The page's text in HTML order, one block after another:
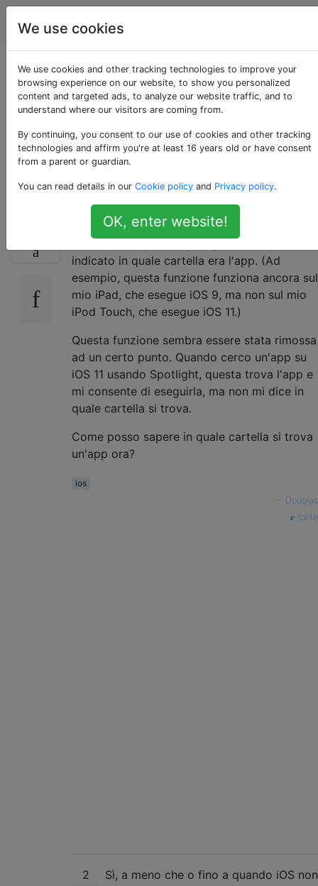
Apple
Come faccio a sapere
in quale cartella si
trova un'app in iOS
11?
Nelle versioni precedenti di iOS, se avessi
cercato un'app con Spotlight, mi avrebbe
indicato in quale cartella era l'app. (Ad
esempio, questa funzione funziona ancora sul
mio iPad, che esegue iOS 9, ma non sul mio
iPod Touch, che esegue iOS 11.)
Questa funzione sembra essere stata rimossa
ad un certo punto. Quando cerco un'app su
iOS 11 usando Spotlight, questa trova l'app e
mi consente di eseguirla, ma non mi dice in
quale cartella si trova.
Come posso sapere in quale cartella si trova
un'app ora?
ios
Douglas
fonte
2
Sì, a meno che o fino a quando iOS non
We use cookies
We use cookies and other tracking technologies to improve your
browsing experience on our website, to show you personalized
content and targeted ads, to analyze our website traffic, and to
understand where our visitors are coming from.
By continuing, you consent to our use of cookies and other tracking
technologies and affirm you're at least 16 years old or have consent
from a parent or guardian.
You can read details in our Cookie policy and Privacy policy.
OK, enter website!